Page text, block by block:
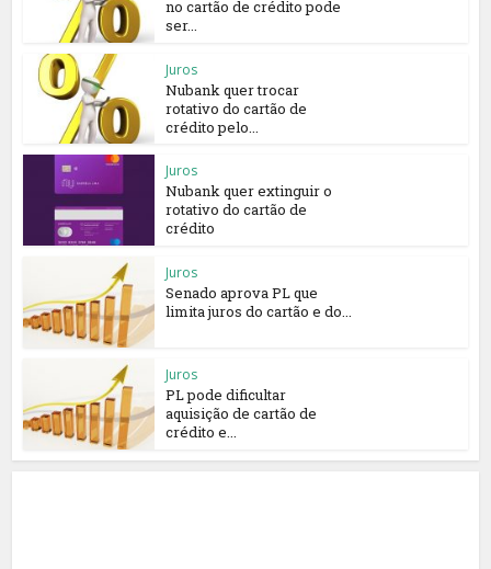
no cartão de crédito pode
ser...
Juros
Nubank quer trocar
rotativo do cartão de
crédito pelo...
Juros
Nubank quer extinguir o
rotativo do cartão de
crédito
Juros
Senado aprova PL que
limita juros do cartão e do...
Juros
PL pode dificultar
aquisição de cartão de
crédito e...